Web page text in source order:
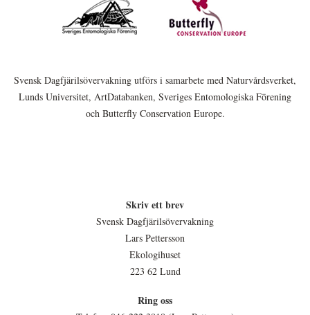
Svensk Dagfjärilsövervakning utförs i samarbete med Naturvårdsverket,
Lunds Universitet, ArtDatabanken, Sveriges Entomologiska Förening
och Butterfly Conservation Europe.
Skriv ett brev
Svensk Dagfjärilsövervakning
Lars Pettersson
Ekologihuset
223 62 Lund
Ring oss